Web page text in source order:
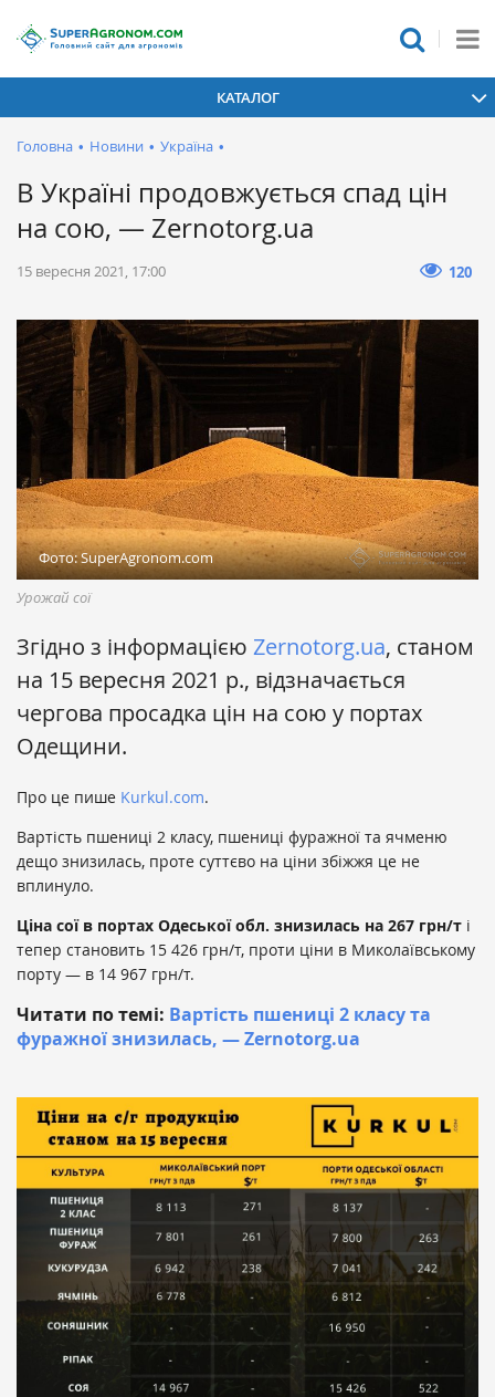
КАТАЛОГ
Головна • Новини • Україна •
В Україні продовжується спад цін
на сою, — Zernotorg.ua
15 вересня 2021, 17:00 120
Фото: SuperAgronom.com
Урожай сої
Згідно з інформацією Zernotorg.ua, станом
на 15 вересня 2021 р., відзначається
чергова просадка цін на сою у портах
Одещини.
Про це пише Kurkul.com.
Вартість пшениці 2 класу, пшениці фуражної та ячменю
дещо знизилась, проте суттєво на ціни збіжжя це не
вплинуло.
Ціна сої в портах Одеської обл. знизилась на 267 грн/т і
тепер становить 15 426 грн/т, проти ціни в Миколаївському
порту — в 14 967 грн/т.
Читати по темі: Вартість пшениці 2 класу та
фуражної знизилась, — Zernotorg.ua